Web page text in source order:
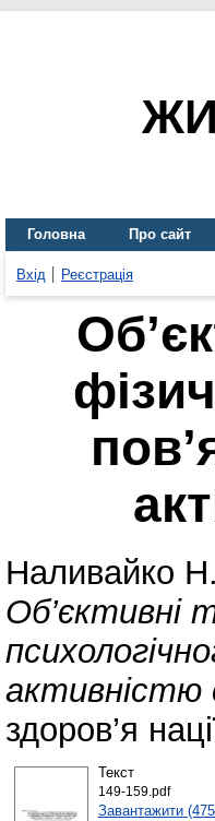
Головна Про сайт
Вхід Реєстрація
Наливайко
Об’єктивні
активністю
здоров’я
Текст
149-159.pdf
Завантажити